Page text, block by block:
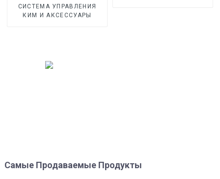
СИСТЕМА УПРАВЛЕНИЯ
КИМ И АКСЕССУАРЫ
Самые Продаваемые Продукты